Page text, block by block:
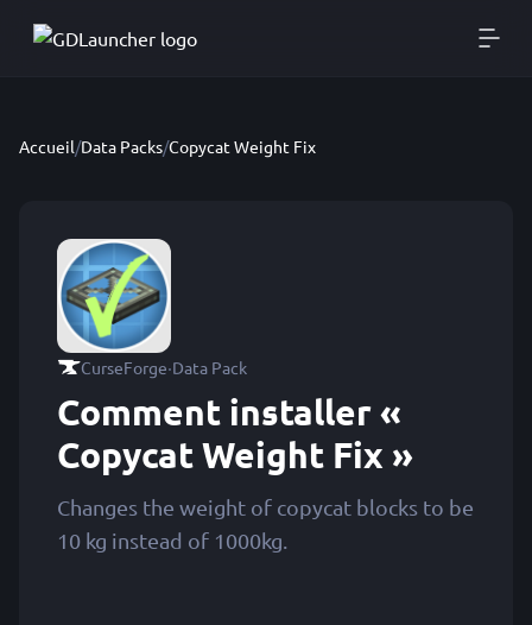
Accueil/Data Packs/Copycat Weight Fix
CurseForge·Data Pack
Comment installer «
Copycat Weight Fix »
Changes the weight of copycat blocks to be
10 kg instead of 1000kg.